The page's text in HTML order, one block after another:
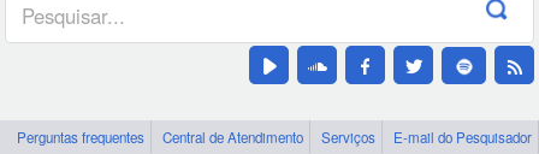
Perguntas frequentes Central de Atendimento Serviços
E-mail do Pesquisador